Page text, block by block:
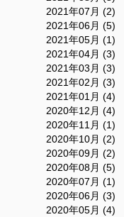
2021年07月 (2)
2021年06月 (5)
2021年05月 (1)
2021年04月 (3)
2021年03月 (3)
2021年02月 (3)
2021年01月 (4)
2020年12月 (4)
2020年11月 (1)
2020年10月 (2)
2020年09月 (2)
2020年08月 (5)
2020年07月 (1)
2020年06月 (3)
2020年05月 (4)